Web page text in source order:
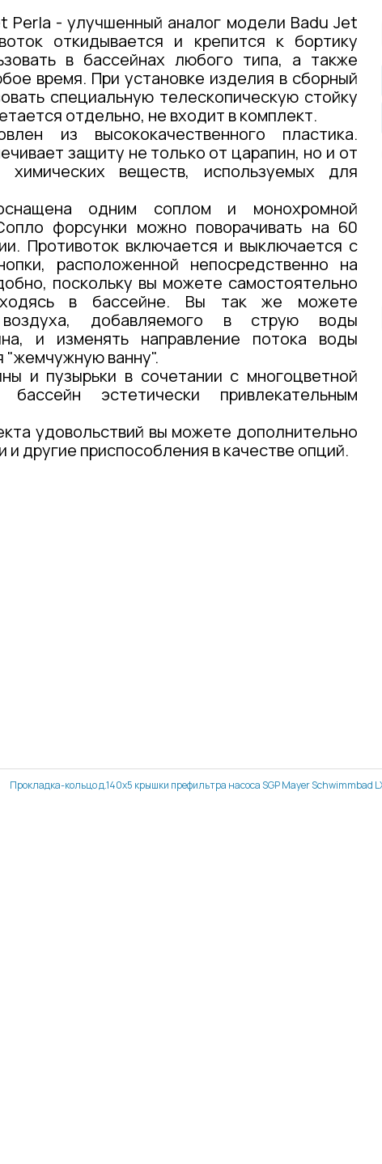
Perla - улучшенный аналог модели Badu Jet
откидывается и крепится к бортику
в бассейнах любого типа, а также
время. При установке изделия в сборный
специальную телескопическую стойку
отдельно, не входит в комплект.
из высококачественного пластика.
защиту не только от царапин, но и от
веществ, используемых для
одним соплом и монохромной
форсунки можно поворачивать на 60
Противоток включается и выключается с
расположенной непосредственно на
поскольку вы можете самостоятельно
в бассейне. Вы так же можете
воздуха, добавляемого в струю воды
и изменять направление потока воды
"жемчужную ванну".
и пузырьки в сочетании с многоцветной
бассейн эстетически привлекательным
удовольствий вы можете дополнительно
другие приспособления в качестве опций.